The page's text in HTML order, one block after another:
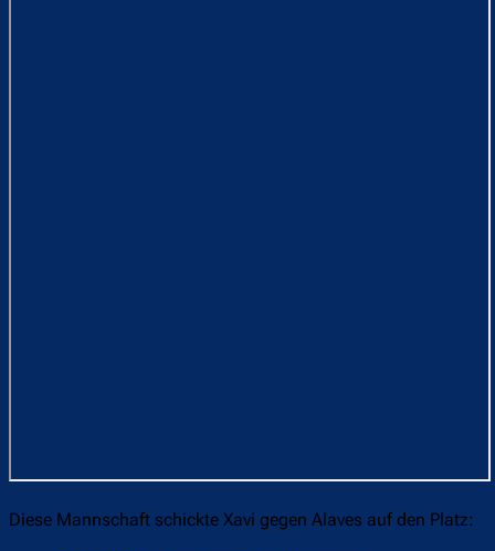
Diese Mannschaft schickte Xavi gegen Alaves auf den Platz: